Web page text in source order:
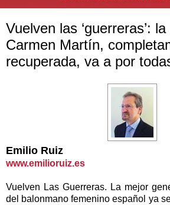
Vuelven las ‘guerreras’:
Carmen Martín,
recuperada, va a por
Emilio Ruiz
www.emilioruiz.es
Vuelven Las Guerreras. La mejor
del balonmano femenino español ya